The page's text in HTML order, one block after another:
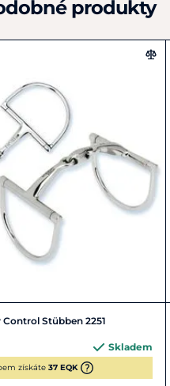
produkty
Control Stübben 2251
Skladem
získáte 37 EQK